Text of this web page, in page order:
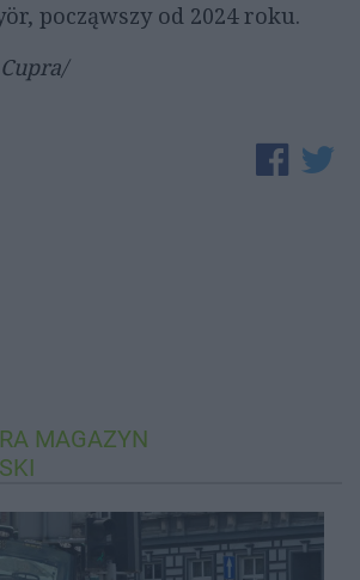
począwszy od 2024 roku.
MAGAZYN